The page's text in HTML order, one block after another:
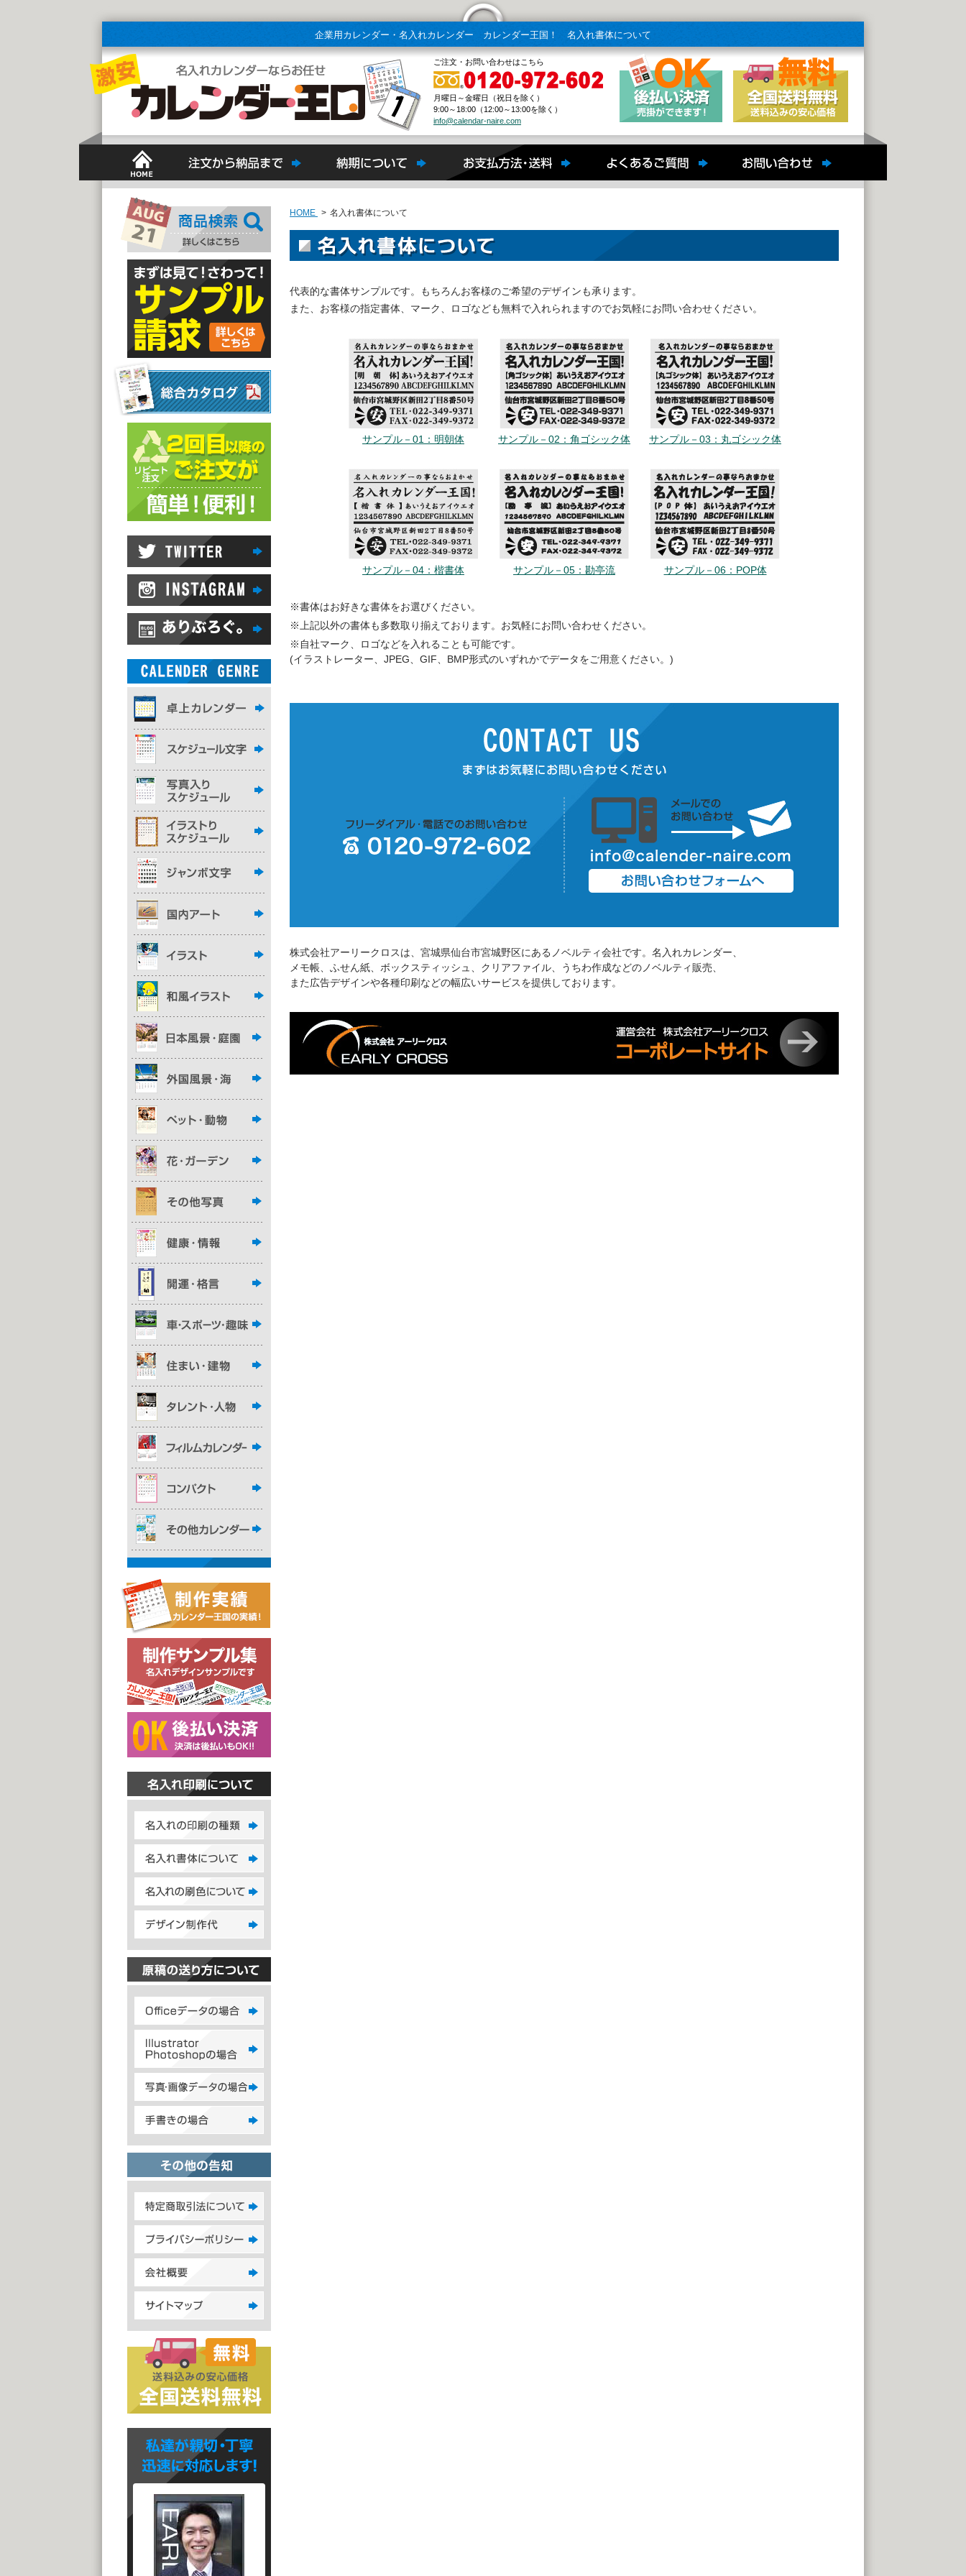
企業用カレンダー・名入れカレンダー カレンダー王国！ 名入れ書体について
ご注文・お問い合わせはこちら
月曜日～金曜日（祝日を除く）
9:00～18:00（12:00～13:00を除く）
info@calendar-naire.com
HOME > 名入れ書体について
代表的な書体サンプルです。もちろんお客様のご希望のデザインも承ります。
また、お客様の指定書体、マーク、ロゴなども無料で入れられますのでお気軽にお問い合わせください。
サンプル－01：明朝体 サンプル－02：角ゴシック体 サンプル－03：丸ゴシック体
サンプル－04：楷書体 サンプル－05：勘亭流 サンプル－06：POP体
※書体はお好きな書体をお選びください。
※上記以外の書体も多数取り揃えております。お気軽にお問い合わせください。
※自社マーク、ロゴなどを入れることも可能です。
(イラストレーター、JPEG、GIF、BMP形式のいずれかでデータをご用意ください。)
株式会社アーリークロスは、宮城県仙台市宮城野区にあるノベルティ会社です。名入れカレンダー、
メモ帳、ふせん紙、ボックスティッシュ、クリアファイル、うちわ作成などのノベルティ販売、
また広告デザインや各種印刷などの幅広いサービスを提供しております。